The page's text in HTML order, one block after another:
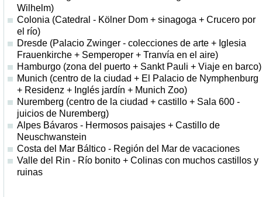
Wilhelm)
Colonia (Catedral - Kölner Dom + sinagoga + Crucero por
el río)
Dresde (Palacio Zwinger - colecciones de arte + Iglesia
Frauenkirche + Semperoper + Tranvía en el aire)
Hamburgo (zona del puerto + Sankt Pauli + Viaje en barco)
Munich (centro de la ciudad + El Palacio de Nymphenburg
+ Residenz + Inglés jardín + Munich Zoo)
Nuremberg (centro de la ciudad + castillo + Sala 600 -
juicios de Nuremberg)
Alpes Bávaros - Hermosos paisajes + Castillo de
Neuschwanstein
Costa del Mar Báltico - Región del Mar de vacaciones
Valle del Rin - Río bonito + Colinas con muchos castillos y
ruinas